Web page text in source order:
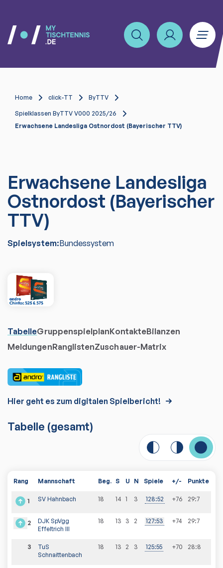
Home click-TT ByTTV
Spielklassen ByTTV V000 2025/26
Erwachsene Landesliga Ostnordost (Bayerischer TTV)
Erwachsene Landesliga
Ostnordost (Bayerischer
TTV)
Spielsystem:Bundessystem
TabelleGruppenspielplanKontakteBilanzen
MeldungenRanglistenZuschauer-Matrix
Hier geht es zum digitalen Spielbericht!
Tabelle (gesamt)
Rang Mannschaft Beg. S U N Spiele +/- Punkte
1 SV Hahnbach 18 14 1 3 128:52 +76 29:7
2
DJK SpVgg
Effeltrich III
18 13 3 2 127:53 +74 29:7
3
TuS
Schnaittenbach
18 13 2 3 125:55 +70 28:8